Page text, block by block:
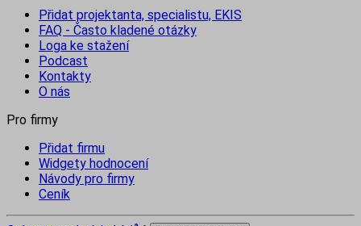
Přidat projektanta, specialistu, EKIS
FAQ - Často kladené otázky
Loga ke stažení
Podcast
Kontakty
O nás
Pro firmy
Přidat firmu
Widgety hodnocení
Návody pro firmy
Ceník